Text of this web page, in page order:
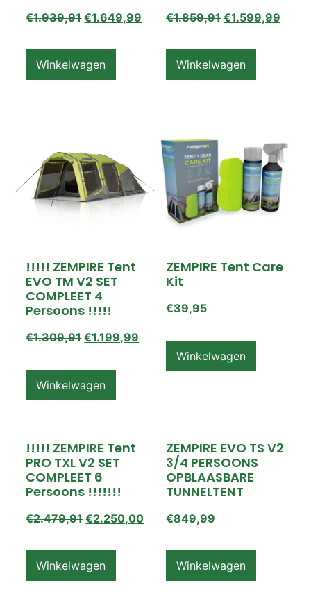
Beschikbaarheid
€1.939,91 €1.649,99
Winkelwagen
€1.859,91 €1.599,99
Winkelwagen
!!!!! ZEMPIRE Tent
EVO TM V2 SET
COMPLEET 4
Persoons !!!!!
€1.309,91 €1.199,99
Winkelwagen
ZEMPIRE Tent Care
Kit
€39,95
Winkelwagen
!!!!! ZEMPIRE Tent
PRO TXL V2 SET
COMPLEET 6
Persoons !!!!!!!
€2.479,91 €2.250,00
Winkelwagen
ZEMPIRE EVO TS V2
3/4 PERSOONS
OPBLAASBARE
TUNNELTENT
€849,99
Winkelwagen